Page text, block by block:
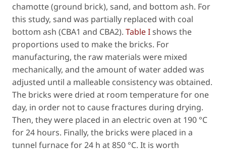
chamotte (ground brick), sand, and bottom ash. For
this study, sand was partially replaced with coal
bottom ash (CBA1 and CBA2). Table Ishows the
proportions used to make the bricks. For
manufacturing, the raw materials were mixed
mechanically, and the amount of water added was
adjusted until a malleable consistency was obtained.
The bricks were dried at room temperature for one
day, in order not to cause fractures during drying.
Then, they were placed in an electric oven at 190 °C
for 24 hours. Finally, the bricks were placed in a
tunnel furnace for 24 h at 850 °C. It is worth